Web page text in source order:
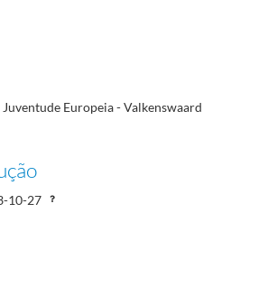
Europeia - Valkenswaard
10-27